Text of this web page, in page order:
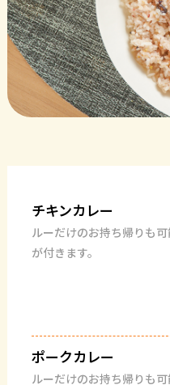
チキンカレー
ルーだけのお持ち帰りも
が付きます。
ポークカレー
ルーだけのお持ち帰りも